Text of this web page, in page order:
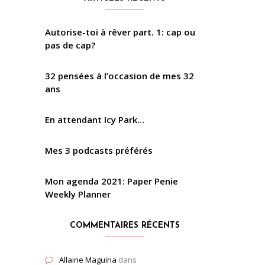
Autorise-toi à rêver part. 1: cap ou
pas de cap?
32 pensées à l’occasion de mes 32
ans
En attendant Icy Park…
Mes 3 podcasts préférés
Mon agenda 2021: Paper Penie
Weekly Planner
COMMENTAIRES RÉCENTS
Allaine Maguina dans